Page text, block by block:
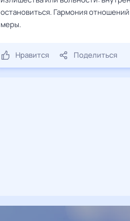
остановиться. Гармония
меры.
Нравится Поделиться